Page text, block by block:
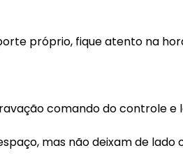
próprio, fique atento na
comando do controle e
mas não deixam de lado